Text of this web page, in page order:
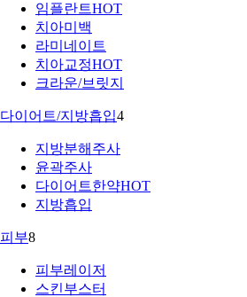
임플란트HOT
치아미백
라미네이트
치아교정HOT
크라운/브릿지
다이어트/지방흡입4
지방분해주사
윤곽주사
다이어트한약HOT
지방흡입
피부8
피부레이저
스킨부스터